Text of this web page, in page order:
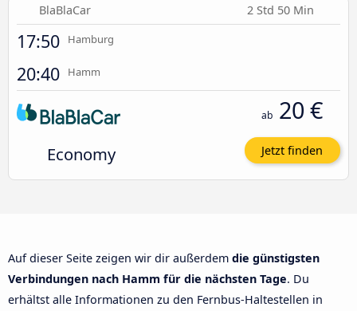
BlaBlaCar 2 Std 50 Min
17:50 Hamburg
20:40 Hamm
Economy
ab 20 €
Jetzt finden
Auf dieser Seite zeigen wir dir außerdem die günstigsten
Verbindungen nach Hamm für die nächsten Tage. Du
erhältst alle Informationen zu den Fernbus-Haltestellen in